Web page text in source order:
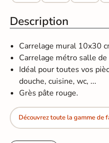
Description
Carrelage mural 10x30
Carrelage métro salle de
Idéal pour toutes vos
douche, cuisine, wc, ...
Grès pâte rouge.
Découvrez toute la gamme de